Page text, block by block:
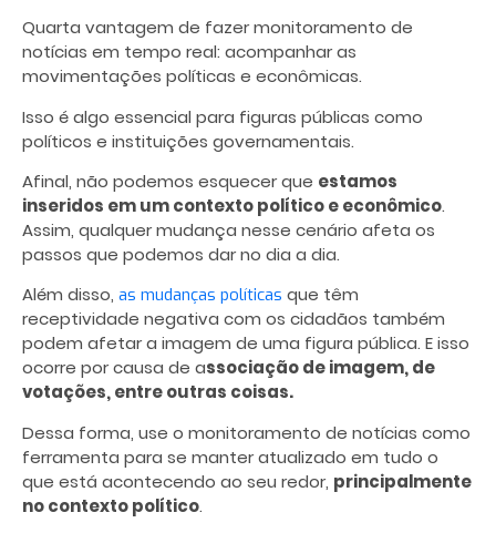
Quarta vantagem de fazer monitoramento de
notícias em tempo real: acompanhar as
movimentações políticas e econômicas.
Isso é algo essencial para figuras públicas como
políticos e instituições governamentais.
Afinal, não podemos esquecer que estamos
inseridos em um contexto político e econômico.
Assim, qualquer mudança nesse cenário afeta os
passos que podemos dar no dia a dia.
Além disso, as mudanças políticas que têm
receptividade negativa com os cidadãos também
podem afetar a imagem de uma figura pública. E isso
ocorre por causa de associação de imagem, de
votações, entre outras coisas.
Dessa forma, use o monitoramento de notícias como
ferramenta para se manter atualizado em tudo o
que está acontecendo ao seu redor, principalmente
no contexto político.